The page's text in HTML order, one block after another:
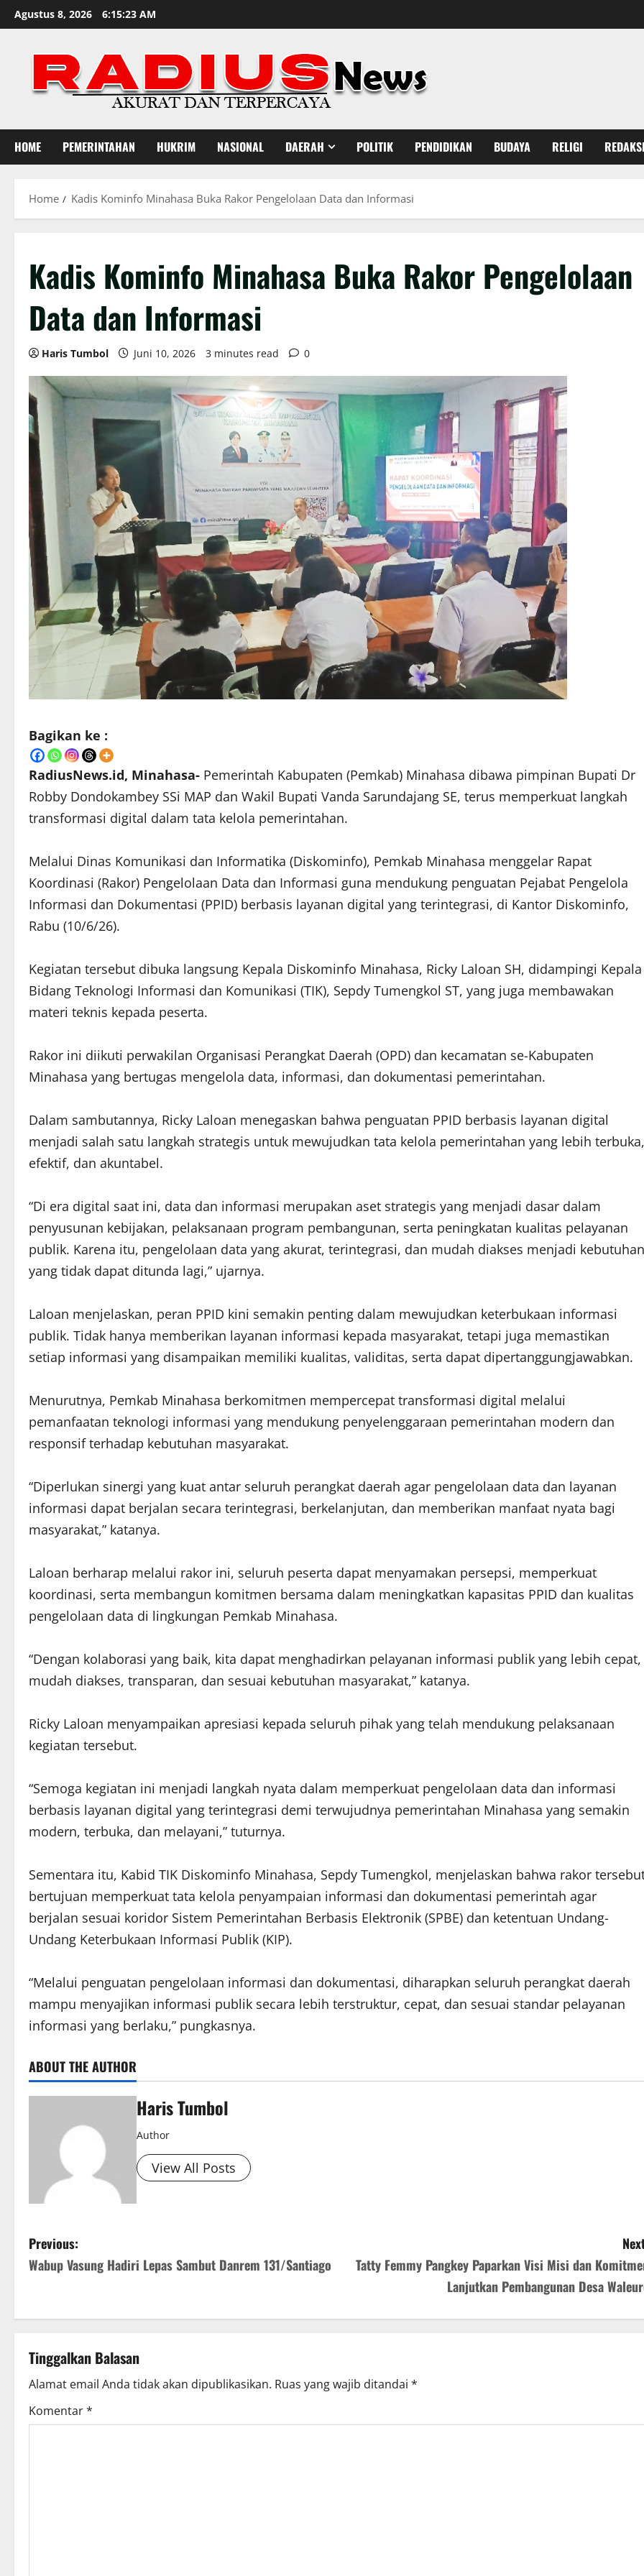
Skip
to
Agustus 8, 2026 6:15:24 AM
HOME PEMERINTAHAN HUKRIM NASIONAL DAERAH POLITIK PENDIDIKAN BUDAYA RELIGI
Home Kadis Kominfo Minahasa Buka Rakor Pengelolaan Data dan Informasi
Kadis Kominfo Minahasa Buka Rakor Pengelolaan
Data dan Informasi
Haris Tumbol Juni 10, 2026 3 minutes read 0
Bagikan ke :
RadiusNews.id, Minahasa- Pemerintah Kabupaten (Pemkab) Minahasa dibawa pimpinan Bupati Dr
Robby Dondokambey SSi MAP dan Wakil Bupati Vanda Sarundajang SE, terus memperkuat langkah
transformasi digital dalam tata kelola pemerintahan.
Melalui Dinas Komunikasi dan Informatika (Diskominfo), Pemkab Minahasa menggelar Rapat
Koordinasi (Rakor) Pengelolaan Data dan Informasi guna mendukung penguatan Pejabat Pengelola
Informasi dan Dokumentasi (PPID) berbasis layanan digital yang terintegrasi, di Kantor Diskominfo,
Rabu (10/6/26).
Kegiatan tersebut dibuka langsung Kepala Diskominfo Minahasa, Ricky Laloan SH, didampingi Kepala
Bidang Teknologi Informasi dan Komunikasi (TIK), Sepdy Tumengkol ST, yang juga membawakan
materi teknis kepada peserta.
Rakor ini diikuti perwakilan Organisasi Perangkat Daerah (OPD) dan kecamatan se-Kabupaten
Minahasa yang bertugas mengelola data, informasi, dan dokumentasi pemerintahan.
Dalam sambutannya, Ricky Laloan menegaskan bahwa penguatan PPID berbasis layanan digital
menjadi salah satu langkah strategis untuk mewujudkan tata kelola pemerintahan yang lebih terbuka,
efektif, dan akuntabel.
“Di era digital saat ini, data dan informasi merupakan aset strategis yang menjadi dasar dalam
penyusunan kebijakan, pelaksanaan program pembangunan, serta peningkatan kualitas pelayanan
publik. Karena itu, pengelolaan data yang akurat, terintegrasi, dan mudah diakses menjadi kebutuhan
yang tidak dapat ditunda lagi,” ujarnya.
Laloan menjelaskan, peran PPID kini semakin penting dalam mewujudkan keterbukaan informasi
publik. Tidak hanya memberikan layanan informasi kepada masyarakat, tetapi juga memastikan
setiap informasi yang disampaikan memiliki kualitas, validitas, serta dapat dipertanggungjawabkan.
Menurutnya, Pemkab Minahasa berkomitmen mempercepat transformasi digital melalui
pemanfaatan teknologi informasi yang mendukung penyelenggaraan pemerintahan modern dan
responsif terhadap kebutuhan masyarakat.
“Diperlukan sinergi yang kuat antar seluruh perangkat daerah agar pengelolaan data dan layanan
informasi dapat berjalan secara terintegrasi, berkelanjutan, dan memberikan manfaat nyata bagi
masyarakat,” katanya.
Laloan berharap melalui rakor ini, seluruh peserta dapat menyamakan persepsi, memperkuat
koordinasi, serta membangun komitmen bersama dalam meningkatkan kapasitas PPID dan kualitas
pengelolaan data di lingkungan Pemkab Minahasa.
“Dengan kolaborasi yang baik, kita dapat menghadirkan pelayanan informasi publik yang lebih cepat,
mudah diakses, transparan, dan sesuai kebutuhan masyarakat,” katanya.
Ricky Laloan menyampaikan apresiasi kepada seluruh pihak yang telah mendukung pelaksanaan
kegiatan tersebut.
“Semoga kegiatan ini menjadi langkah nyata dalam memperkuat pengelolaan data dan informasi
berbasis layanan digital yang terintegrasi demi terwujudnya pemerintahan Minahasa yang semakin
modern, terbuka, dan melayani,” tuturnya.
Sementara itu, Kabid TIK Diskominfo Minahasa, Sepdy Tumengkol, menjelaskan bahwa rakor
bertujuan memperkuat tata kelola penyampaian informasi dan dokumentasi pemerintah agar
berjalan sesuai koridor Sistem Pemerintahan Berbasis Elektronik (SPBE) dan ketentuan Undang-
Undang Keterbukaan Informasi Publik (KIP).
“Melalui penguatan pengelolaan informasi dan dokumentasi, diharapkan seluruh perangkat daerah
mampu menyajikan informasi publik secara lebih terstruktur, cepat, dan sesuai standar pelayanan
informasi yang berlaku,” pungkasnya.
ABOUT THE AUTHOR
Haris Tumbol
Author
View All Posts
P
o
n
a
v
Previous:
Wabup Vasung Hadiri Lepas Sambut Danrem 131/Santiago
Tatty Femmy Pangkey Paparkan Visi Misi dan
Lanjutkan Pembangunan Desa
Tinggalkan Balasan
Alamat email Anda tidak akan dipublikasikan. Ruas yang wajib ditandai *
Komentar*